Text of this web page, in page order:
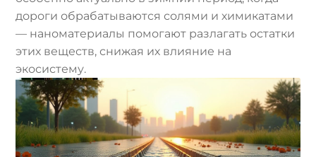
дороги обрабатываются солями и химикатами
— наноматериалы помогают разлагать остатки
этих веществ, снижая их влияние на
экосистему.